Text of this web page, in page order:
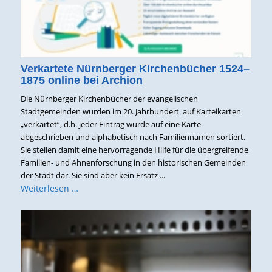
Verkartete Nürnberger Kirchenbücher 1524–
1875 online bei Archion
Die Nürnberger Kirchenbücher der evangelischen
Stadtgemeinden wurden im 20. Jahrhundert auf Karteikarten
„verkartet“, d.h. jeder Eintrag wurde auf eine Karte
abgeschrieben und alphabetisch nach Familiennamen sortiert.
Sie stellen damit eine hervorragende Hilfe für die übergreifende
Familien- und Ahnenforschung in den historischen Gemeinden
der Stadt dar. Sie sind aber kein Ersatz ...
Weiterlesen …